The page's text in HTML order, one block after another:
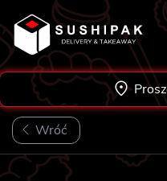
to
content
Wróć